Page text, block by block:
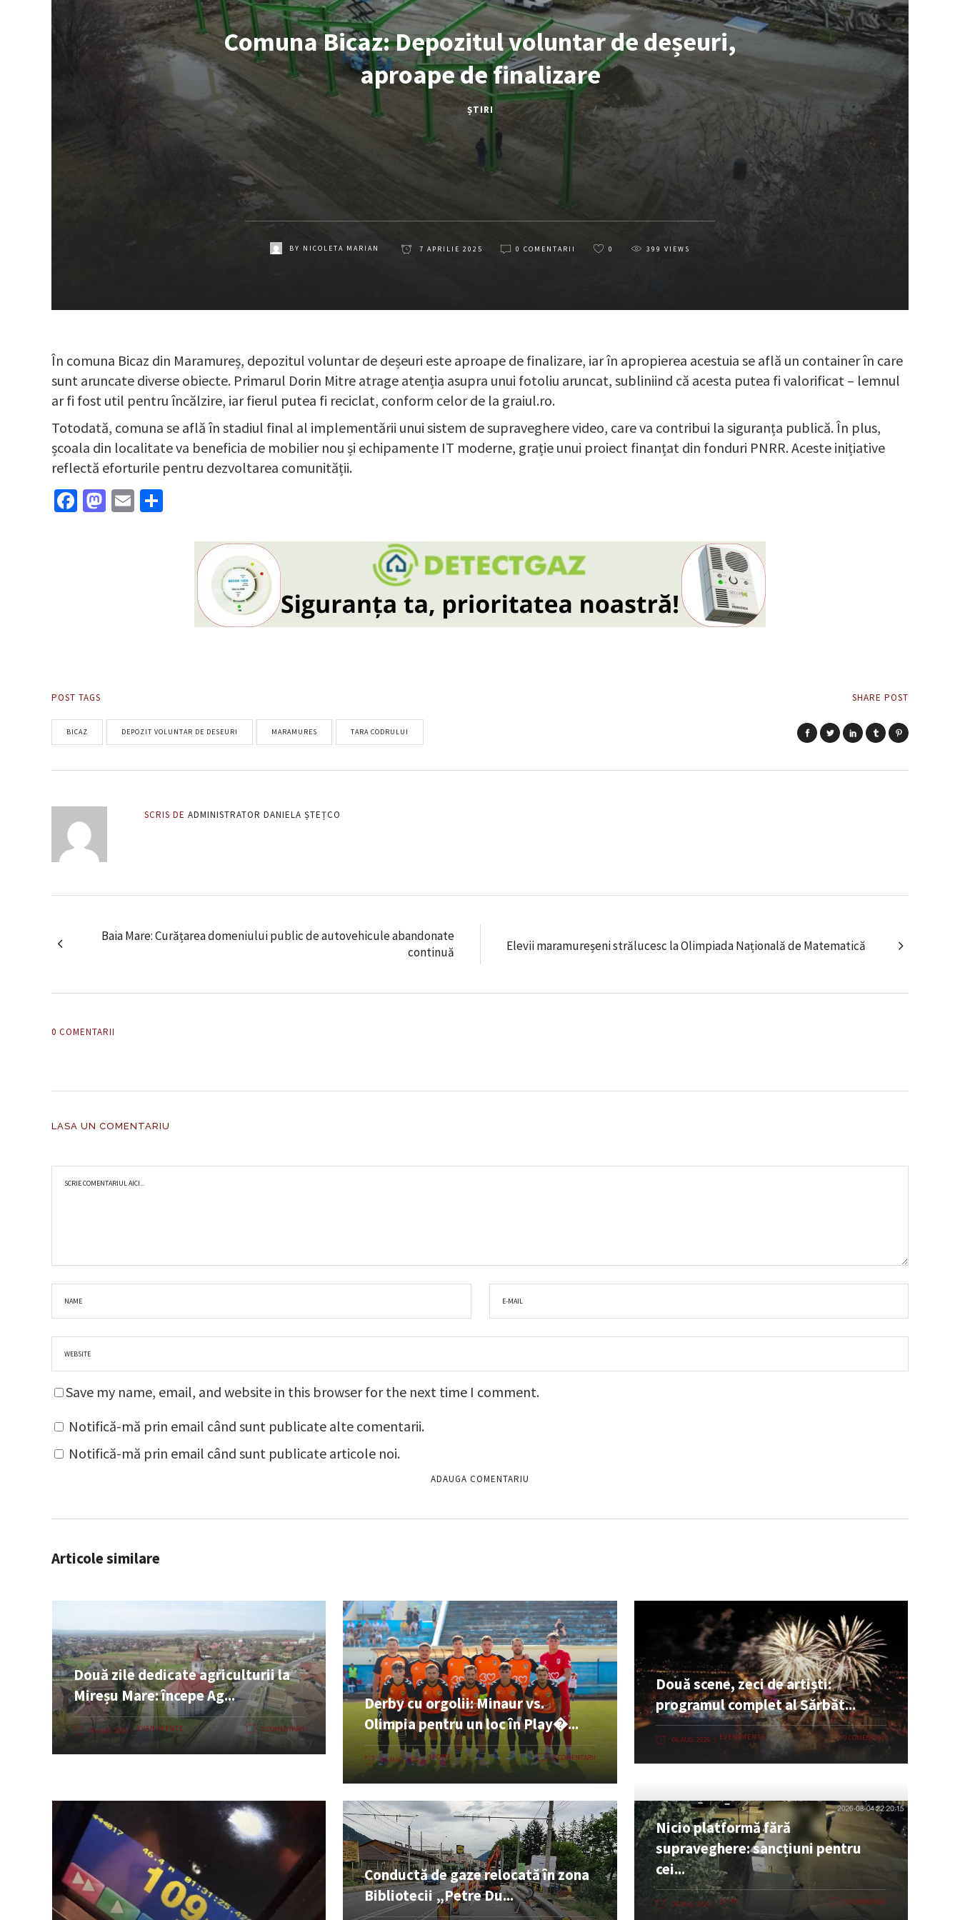
Comuna Bicaz: Depozitul voluntar de deșeuri,
aproape de finalizare
ȘTIRI
BY NICOLETA MARIAN 7 APRILIE 2025 0 COMENTARII 0 399 VIEWS
În comuna Bicaz din Maramureș, depozitul voluntar de deșeuri este aproape de finalizare, iar în apropierea acestuia se află un container în care
sunt aruncate diverse obiecte. Primarul Dorin Mitre atrage atenția asupra unui fotoliu aruncat, subliniind că acesta putea fi valorificat – lemnul
ar fi fost util pentru încălzire, iar fierul putea fi reciclat, conform celor de la graiul.ro.
Totodată, comuna se află în stadiul final al implementării unui sistem de supraveghere video, care va contribui la siguranța publică. În plus,
școala din localitate va beneficia de mobilier nou și echipamente IT moderne, grație unui proiect finanțat din fonduri PNRR. Aceste inițiative
reflectă eforturile pentru dezvoltarea comunității.
Facebook
Mastodon
Email
POST TAGS
BICAZ DEPOZIT VOLUNTAR DE DESEURI MARAMURES TARA CODRULUI
SHARE POST
SCRIS DE ADMINISTRATOR DANIELA ȘTEȚCO
Baia Mare: Curățarea domeniului public de autovehicule abandonate
continuă
Elevii maramureșeni strălucesc la Olimpiada Națională de Matematică
0 COMENTARII
LASA UN COMENTARIU
Save my name, email, and website in this browser for the next time I comment.
Notifică-mă prin email când sunt publicate alte comentarii.
Notifică-mă prin email când sunt publicate articole noi.
Articole similare
Două zile dedicate agriculturii la
Mireșu Mare: începe Ag...
06 AUG. 2026 EVENIMENTE 0 COMENTARII
Derby cu orgolii: Minaur vs.
Olimpia pentru un loc în Play�...
06 AUG. 2026 SPORT 0 COMENTARII
Două scene, zeci de artiști:
programul complet al Sărbăt...
06 AUG. 2026 EVENIMENTE 0 COMENTARII
Conductă de gaze relocată în zona
Bibliotecii „Petre Du...
Nicio platformă fără
supraveghere: sancțiuni pentru
cei...
06 AUG. 2026 ȘTIRI 0 COMENTARII